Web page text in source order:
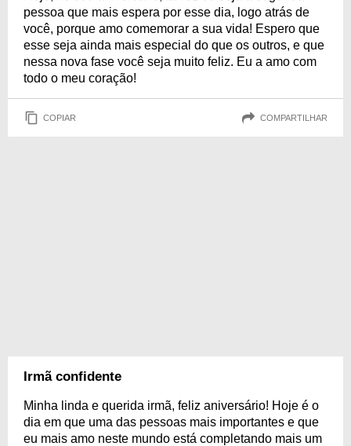
pessoa que mais espera por esse dia, logo atrás de
você, porque amo comemorar a sua vida! Espero que
esse seja ainda mais especial do que os outros, e que
nessa nova fase você seja muito feliz. Eu a amo com
todo o meu coração!
COPIAR COMPARTILHAR
Irmã confidente
Minha linda e querida irmã, feliz aniversário! Hoje é o
dia em que uma das pessoas mais importantes e que
eu mais amo neste mundo está completando mais um